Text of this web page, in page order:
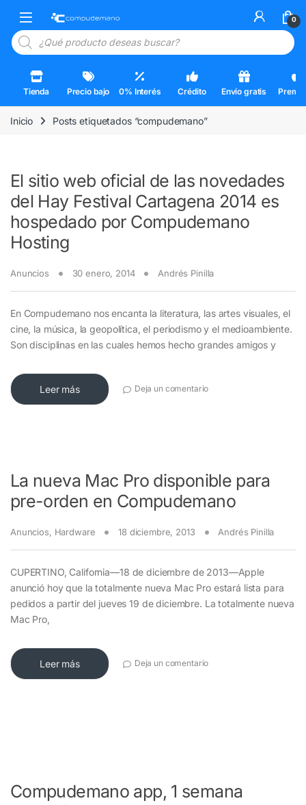
Open 0
Búsqueda de productos
Tienda Precio bajo 0% Interés Crédito Envío gratis
Inicio Posts etiquetados “compudemano”
El sitio web oficial de las novedades
del Hay Festival Cartagena 2014 es
hospedado por Compudemano
Hosting
Anuncios 30 enero, 2014 Andrés Pinilla
En Compudemano nos encanta la literatura, las artes visuales, el
cine, la música, la geopolítica, el periodismo y el medioambiente.
Son disciplinas en las cuales hemos hecho grandes amigos y
Leer más Deja un comentario
La nueva Mac Pro disponible para
pre-orden en Compudemano
Anuncios, Hardware 18 diciembre, 2013 Andrés Pinilla
CUPERTINO, California―18 de diciembre de 2013―Apple
anunció hoy que la totalmente nueva Mac Pro estará lista para
pedidos a partir del jueves 19 de diciembre. La totalmente nueva
Mac Pro,
Leer más Deja un comentario
Compudemano app, 1 semana